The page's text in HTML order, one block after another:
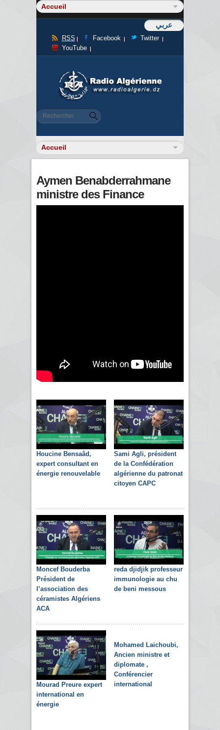
عربي
RSS Facebook
Twitter
YouTube
Formulaire de recherche
Rechercher
Aymen Benabderrahmane
ministre des Finance
Houcine Bensaâd,
expert consultant en
énergie renouvelable
Sami Agli, président
de la Confédération
algérienne du patronat
citoyen CAPC
Moncef Bouderba
Président de
l’association des
céramistes Algériens
ACA
reda djidjik professeur
immunologie au chu
de beni messous
Mourad Preure expert
international en
énergie
Mohamed Laichoubi,
Ancien ministre et
diplomate ,
Conférencier
international